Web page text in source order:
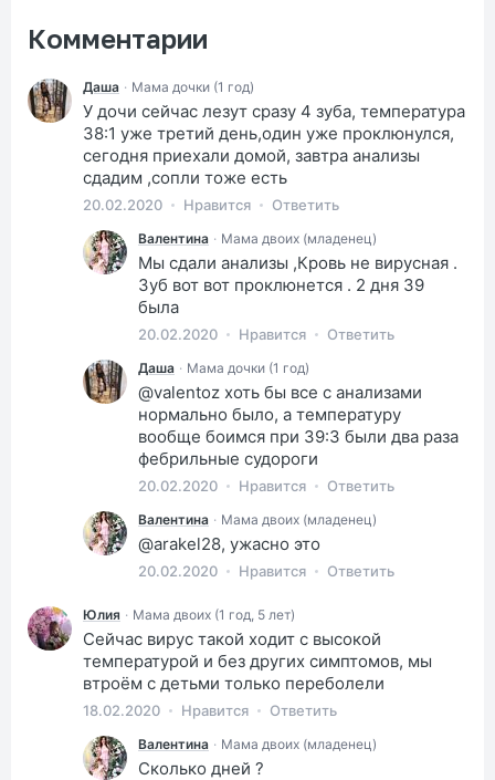
Комментарии
Даша · Мама дочки (1 год)
У дочи сейчас лезут сразу 4 зуба, температура
38:1 уже третий день,один уже проклюнулся,
сегодня приехали домой, завтра анализы
сдадим ,сопли тоже есть
20.02.2020 Нравится Ответить
Валентина · Мама двоих (младенец)
Мы сдали анализы ,Кровь не вирусная .
Зуб вот вот проклюнется . 2 дня 39
была
20.02.2020 Нравится Ответить
Даша · Мама дочки (1 год)
@valentoz хоть бы все с анализами
нормально было, а температуру
вообще боимся при 39:3 были два раза
фебрильные судороги
20.02.2020 Нравится Ответить
Валентина · Мама двоих (младенец)
@arakel28, ужасно это
20.02.2020 Нравится Ответить
Юлия · Мама двоих (1 год, 5 лет)
Сейчас вирус такой ходит с высокой
температурой и без других симптомов, мы
втроём с детьми только переболели
18.02.2020 Нравится Ответить
Валентина · Мама двоих (младенец)
Сколько дней ?